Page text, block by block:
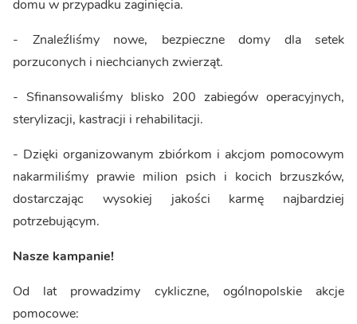
domu w przypadku zaginięcia.
- Znaleźliśmy nowe, bezpieczne domy dla setek
porzuconych i niechcianych zwierząt.
- Sfinansowaliśmy blisko 200 zabiegów operacyjnych,
sterylizacji, kastracji i rehabilitacji.
- Dzięki organizowanym zbiórkom i akcjom pomocowym
nakarmiliśmy prawie milion psich i kocich brzuszków,
dostarczając wysokiej jakości karmę najbardziej
potrzebującym.
Nasze kampanie!
Od lat prowadzimy cykliczne, ogólnopolskie akcje
pomocowe: